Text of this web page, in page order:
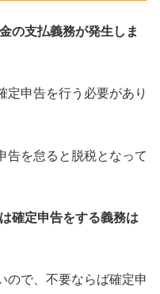
の支払義務が発生しま
定申告を行う必要があり
告を怠ると脱税となって
確定申告をする義務は
ので、不要ならば確定申